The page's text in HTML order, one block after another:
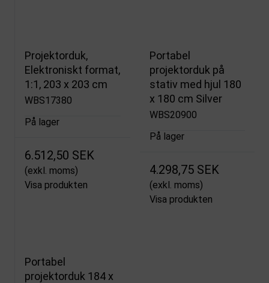
Projektorduk,
Elektroniskt format,
1:1, 203 x 203 cm
WBS17380
På lager
6.512,50 SEK
(exkl. moms)
Visa produkten
Portabel
projektorduk på
stativ med hjul 180
x 180 cm Silver
WBS20900
På lager
4.298,75 SEK
(exkl. moms)
Visa produkten
Portabel
projektorduk 184 x